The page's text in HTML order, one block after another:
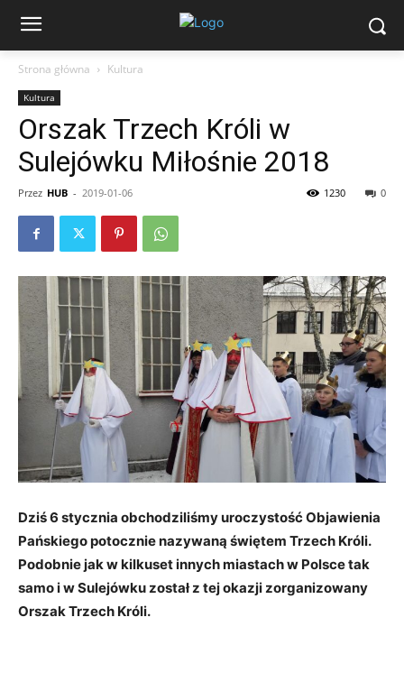
Strona główna Kultura
Kultura
Orszak Trzech Króli w
Sulejówku Miłośnie 2018
Przez HUB - 2019-01-06 0
1230
Dziś 6 stycznia obchodziliśmy uroczystość Objawienia
Pańskiego potocznie nazywaną świętem Trzech Króli.
Podobnie jak w kilkuset innych miastach w Polsce tak
samo i w Sulejówku został z tej okazji zorganizowany
Orszak Trzech Króli.